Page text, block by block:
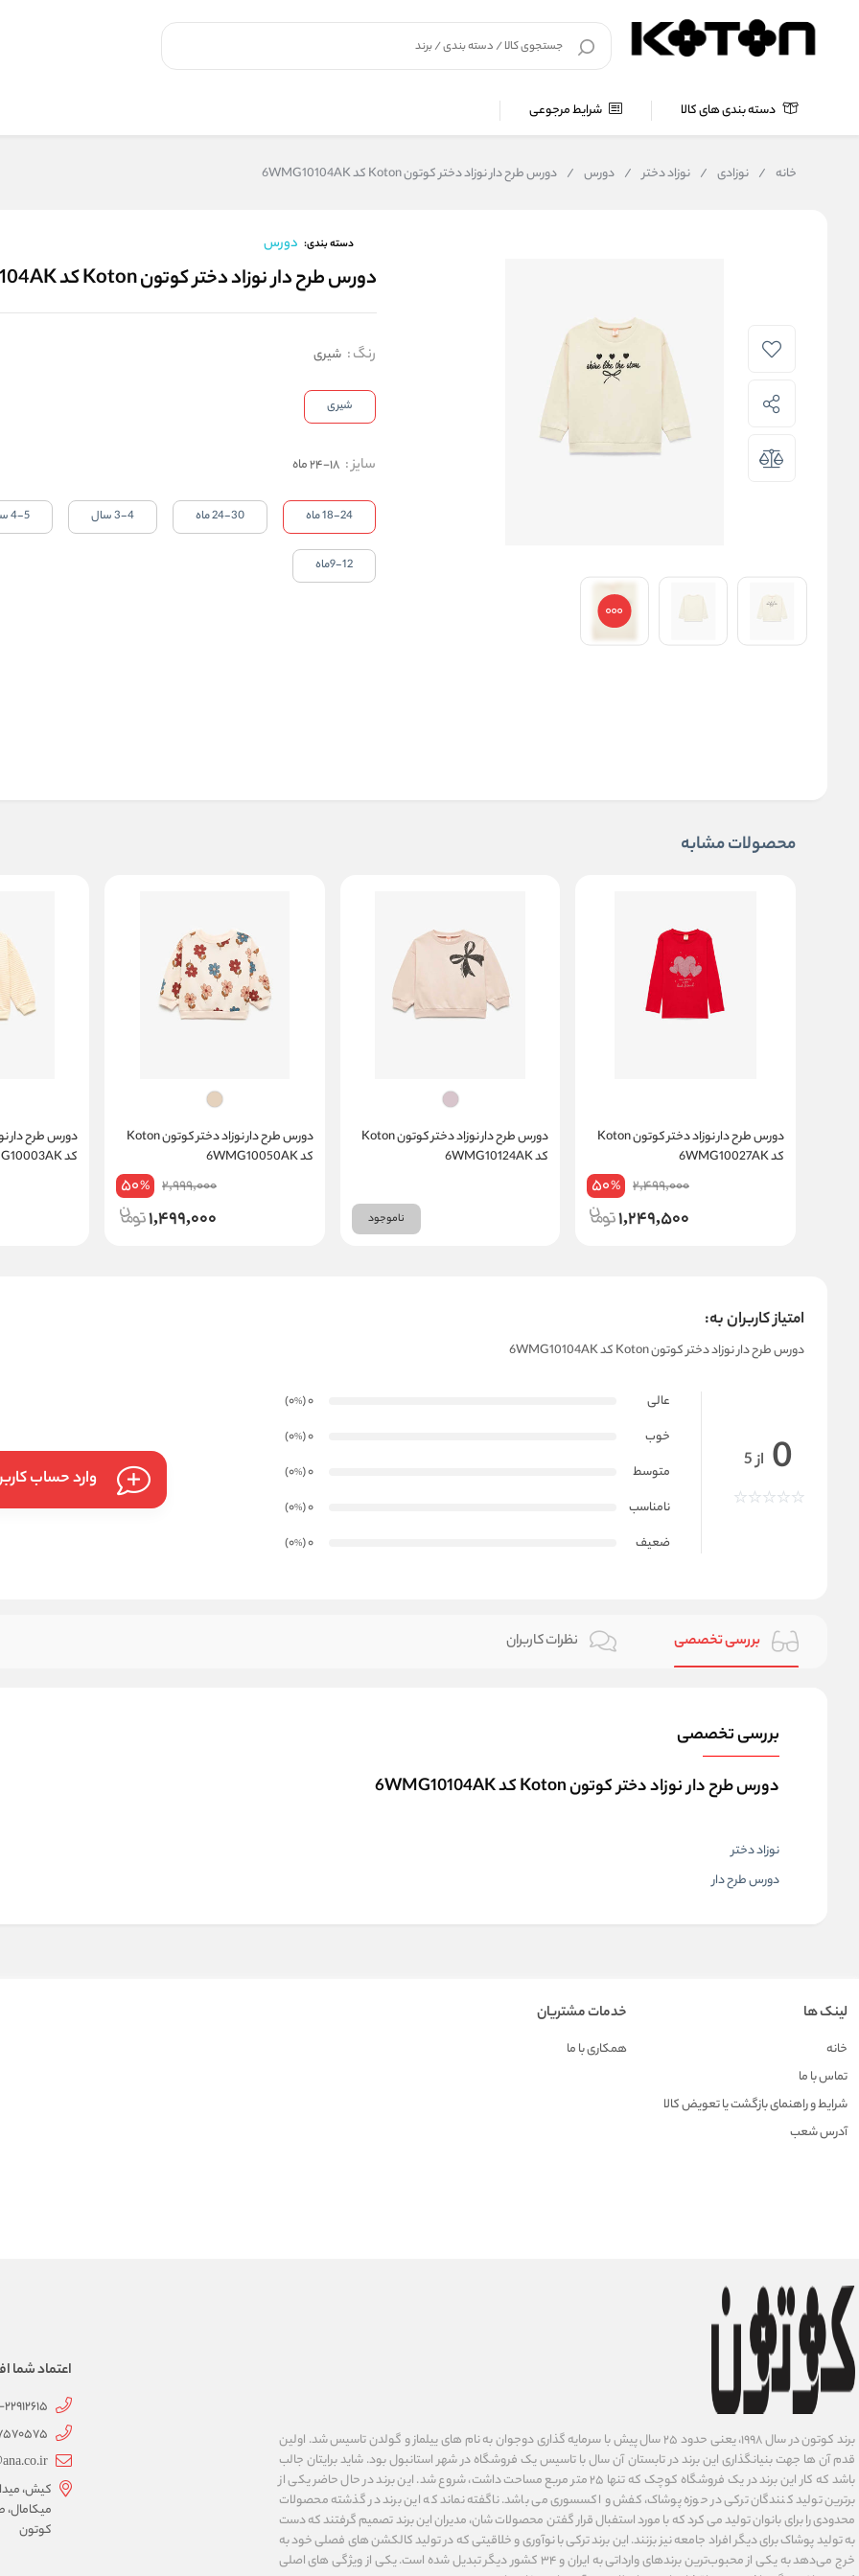
دسته بندی های کالا شرایط مرجوعی
خانه / نوزادی / نوزاد دختر / دورس / دورس طرح دار نوزاد دختر کوتون Koton کد 6WMG10104AK
دسته بندی: دورس
دورس طرح دار نوزاد دختر کوتون Koton کد 6WMG10104AK
رنگ: شیری
شیری
سایز: 18-24 ماه
18-24 ماه 24-30 ماه 3-4 سال 4-5 سال
9-12ماه
محصولات مشابه
دورس طرح دار نوزاد دختر کوتون Koton
کد 6WMG10027AK
2,499,000
50%
1,249,500
دورس طرح دار نوزاد دختر کوتون Koton
کد 6WMG10124AK
ناموجود
دورس طرح دار نوزاد دختر کوتون Koton
کد 6WMG10050AK
2,999,000
50%
1,499,000
کد 6WMG10003AK
امتیاز کاربران به:
دورس طرح دار نوزاد دختر کوتون Koton کد 6WMG10104AK
0 از 5
عالی 0
(0
%
)
خوب
0
(0
%
)
متوسط
0
(0
%
)
نامناسب
0
(0
%
)
ضعیف
0
(0
%
)
وارد حساب
بررسی تخصصی نظرات کاربران
بررسی تخصصی
دورس طرح دار نوزاد دختر کوتون Koton کد 6WMG10104AK
نوزاد دختر
دورس طرح دار
لینک ها
خانه
تماس با ما
شرایط و راهنمای بازگشت یا تعویض کالا
آدرس شعب
خدمات مشتریان
همکاری با ما
برند کوتون در سال ۱۹۹۸، یعنی حدود ۲۵ سال پیش با سرمایه گذاری دوجوان به نام های ییلماز و گولدن تاسیس شد. اولین
قدم آن ها جهت بنیانگذاری این برند در تابستان آن سال با تاسیس یک فروشگاه در شهر استانبول بود. شاید برایتان جالب
باشد که کار این برند در یک فروشگاه کوچک که تنها ۲۵ متر مربع مساحت داشت، شروع شد. این برند در حال حاضر یکی از
برترین تولید کنندگان ترکی در حوزه پوشاک، کفش و اکسسوری می باشد. ناگفته نماند که این برند در گذشته محصولات
محدودی را برای بانوان تولید می کرد که با مورد استفبال قرار گفتن محصولات شان، مدیران این برند تصمیم گرفتند که دست
به تولید پوشاک برای دیگر افراد جامعه نیز بزنند. این برند ترکی با نوآوری ‌و خلاقیتی که در تولید کالکشن های فصلی خود به
خرج می‌دهد به یکی از محبوب‌ترین برندهای وارداتی به ایران و ۳۴ کشور دیگر تبدیل شده‌ است. یکی از ویژگی های اصلی
اعتماد شما
22912615
کیش،
کوتون